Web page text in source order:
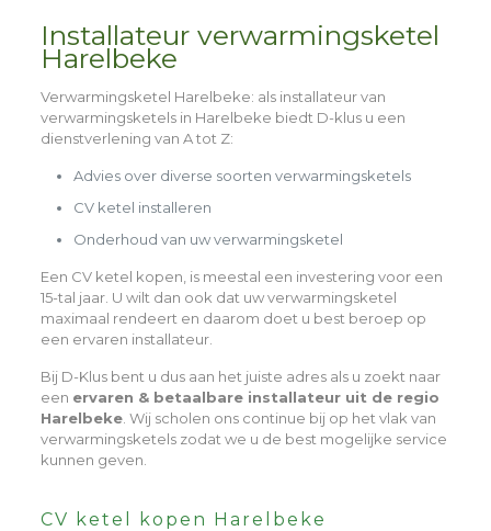
Installateur verwarmingsketel
Harelbeke
Verwarmingsketel Harelbeke: als installateur van
verwarmingsketels in Harelbeke biedt D-klus u een
dienstverlening van A tot Z:
Advies over diverse soorten verwarmingsketels
CV ketel installeren
Onderhoud van uw verwarmingsketel
Een CV ketel kopen, is meestal een investering voor een
15-tal jaar. U wilt dan ook dat uw verwarmingsketel
maximaal rendeert en daarom doet u best beroep op
een ervaren installateur.
Bij D-Klus bent u dus aan het juiste adres als u zoekt naar
een ervaren & betaalbare installateur uit de regio
Harelbeke. Wij scholen ons continue bij op het vlak van
verwarmingsketels zodat we u de best mogelijke service
kunnen geven.
CV ketel kopen Harelbeke